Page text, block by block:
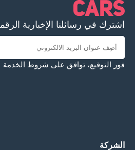
اشترك في رسائلنا الإخبارية
فور التوقيع، توافق على شروط الخدمة
الشركة